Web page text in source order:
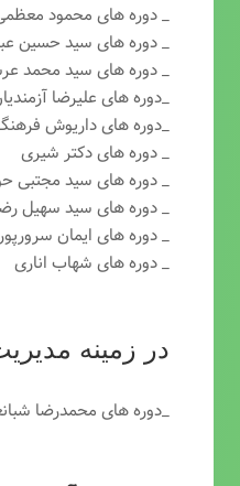
_ دوره های محمود
_ دوره های سید حسین
_ دوره های سید محمد
_دوره های علیرضا
_دوره های داریوش
_ دوره های دکتر شیری
_ دوره های سید مجتبی
_ دوره های سید سهیل
_ دوره های ایمان
_ دوره های شهاب اناری
در زمینه
_دوره های محمدرضا